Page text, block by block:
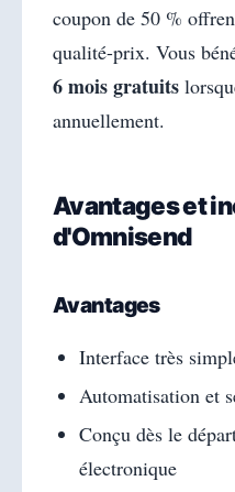
coupon de 50 %
qualité-prix. Vous
6 mois gratuits
annuellement.
Avantages et
d'Omnisend
Avantages
Interface très
Automatisation et
Conçu dès le
électronique